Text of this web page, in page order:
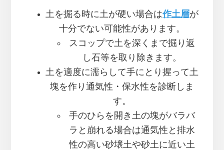
土を掘る時に土が硬い場合は作土層が
十分でない可能性があります。
スコップで土を深くまで掘り返
し石等を取り除きます。
土を適度に濡らして手にとり握って土
塊を作り通気性・保水性を診断しま
す。
手のひらを開き土の塊がバラバ
ラと崩れる場合は通気性と排水
性の高い砂壌土や砂土に近い土